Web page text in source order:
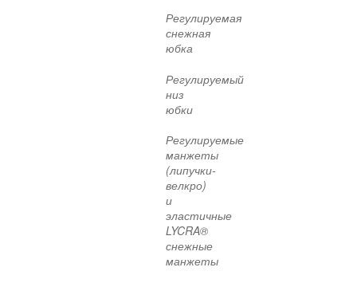
Регулируемая
снежная
юбка
Регулируемый
низ
юбки
Регулируемые
манжеты
(липучки-
велкро)
и
эластичные
LYCRA®
снежные
манжеты